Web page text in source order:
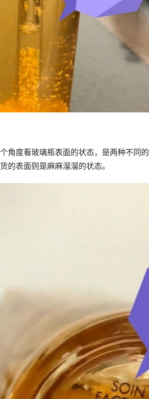
角度看玻璃瓶表面的状态，是两种不同
的表面则是麻麻溜溜的状态。